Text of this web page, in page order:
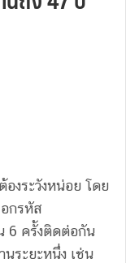
งระวังหน่อย โดย
กรหัส
6 ครั้งติดต่อกัน
นระยะหนึ่ง เช่น